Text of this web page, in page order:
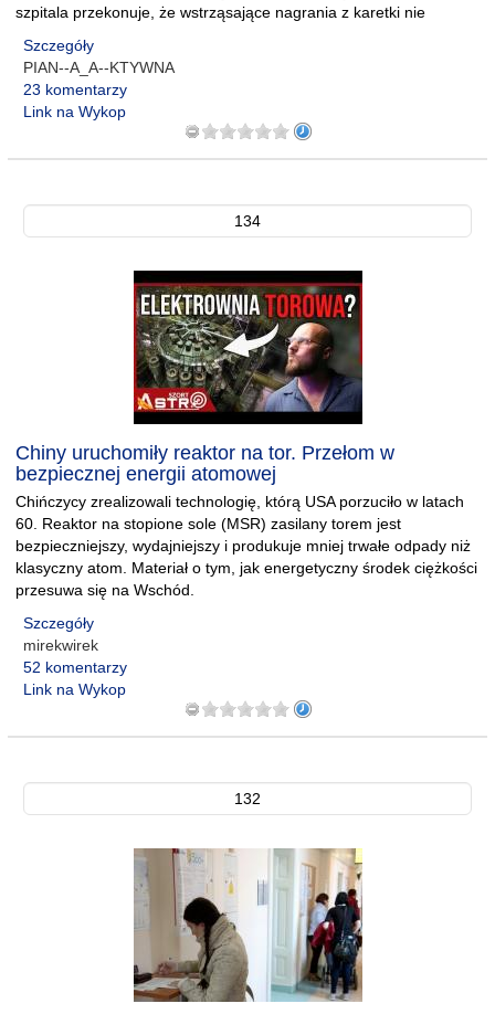
szpitala przekonuje, że wstrząsające nagrania z karetki nie
Szczegóły
PIAN--A_A--KTYWNA
23 komentarzy
Link na Wykop
134
Chiny uruchomiły reaktor na tor. Przełom w
bezpiecznej energii atomowej
Chińczycy zrealizowali technologię, którą USA porzuciło w latach
60. Reaktor na stopione sole (MSR) zasilany torem jest
bezpieczniejszy, wydajniejszy i produkuje mniej trwałe odpady niż
klasyczny atom. Materiał o tym, jak energetyczny środek ciężkości
przesuwa się na Wschód.
Szczegóły
mirekwirek
52 komentarzy
Link na Wykop
132